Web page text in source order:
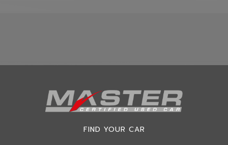
FIND YOUR CAR